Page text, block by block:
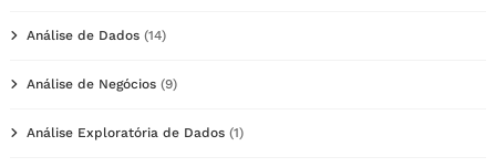
Análise de Dados (14)
Análise de Negócios (9)
Análise Exploratória de Dados (1)